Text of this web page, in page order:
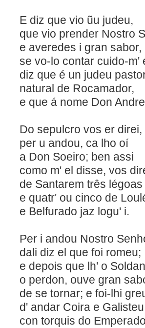
E diz que
que vio prender Nostro
e averedes i gran sabor,
se vo-lo contar cuido-m'
diz que é un judeu
natural de
e que á nome Don
Do sepulcro vos er direi,
per u andou, ca lho oí
a Don Soeiro; ben assi
como m' el
de Santarem três légoas
e quatr' ou cinco de
e Belfurado jaz logu' i.
Per i andou Nostro
dali diz el
e depois que lh' o
o perdon, ouve gran
de se tornar; e foi-lhi
d' andar Coira e Galisteu
con torquis